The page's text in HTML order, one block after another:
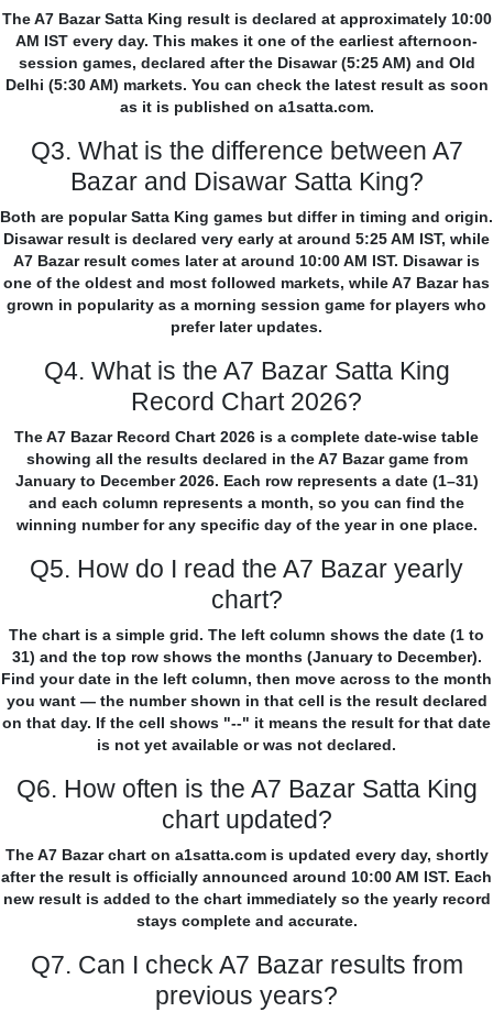
The A7 Bazar Satta King result is declared at approximately 10:00
AM IST every day. This makes it one of the earliest afternoon-
session games, declared after the Disawar (5:25 AM) and Old
Delhi (5:30 AM) markets. You can check the latest result as soon
as it is published on a1satta.com.
Q3. What is the difference between A7
Bazar and Disawar Satta King?
Both are popular Satta King games but differ in timing and origin.
Disawar result is declared very early at around 5:25 AM IST, while
A7 Bazar result comes later at around 10:00 AM IST. Disawar is
one of the oldest and most followed markets, while A7 Bazar has
grown in popularity as a morning session game for players who
prefer later updates.
Q4. What is the A7 Bazar Satta King
Record Chart 2026?
The A7 Bazar Record Chart 2026 is a complete date-wise table
showing all the results declared in the A7 Bazar game from
January to December 2026. Each row represents a date (1–31)
and each column represents a month, so you can find the
winning number for any specific day of the year in one place.
Q5. How do I read the A7 Bazar yearly
chart?
The chart is a simple grid. The left column shows the date (1 to
31) and the top row shows the months (January to December).
Find your date in the left column, then move across to the month
you want — the number shown in that cell is the result declared
on that day. If the cell shows "--" it means the result for that date
is not yet available or was not declared.
Q6. How often is the A7 Bazar Satta King
chart updated?
The A7 Bazar chart on a1satta.com is updated every day, shortly
after the result is officially announced around 10:00 AM IST. Each
new result is added to the chart immediately so the yearly record
stays complete and accurate.
Q7. Can I check A7 Bazar results from
previous years?